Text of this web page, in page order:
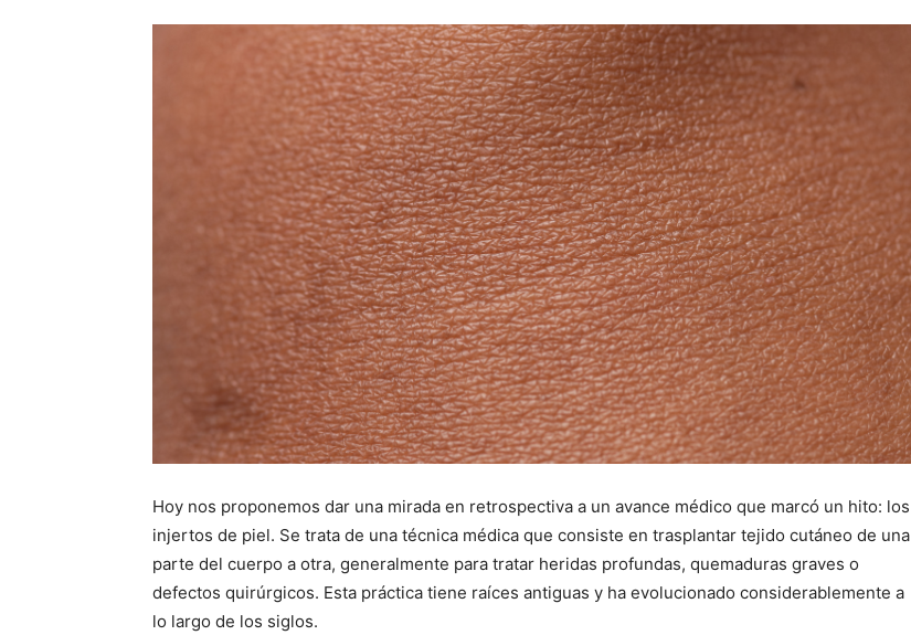
Hoy nos proponemos dar una mirada en retrospectiva a un avance médico que marcó un hito: los
injertos de piel. Se trata de una técnica médica que consiste en trasplantar tejido cutáneo de una
parte del cuerpo a otra, generalmente para tratar heridas profundas, quemaduras graves o
defectos quirúrgicos. Esta práctica tiene raíces antiguas y ha evolucionado considerablemente a
lo largo de los siglos.